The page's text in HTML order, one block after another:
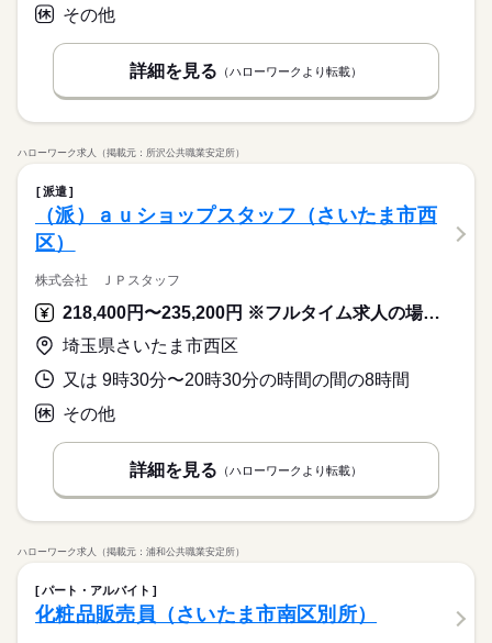
その他
詳細を見る （ハローワークより転載）
ハローワーク求人（掲載元：所沢公共職業安定所）
派遣
（派）ａｕショップスタッフ（さいたま市西
区）
株式会社 ＪＰスタッフ
218,400円〜235,200円 ※フルタイム求人の場合は月額（換算額）、パート求人の場合は時間額を表示しています。
埼玉県さいたま市西区
又は 9時30分〜20時30分の時間の間の8時間
その他
詳細を見る （ハローワークより転載）
ハローワーク求人（掲載元：浦和公共職業安定所）
パート・アルバイト
化粧品販売員（さいたま市南区別所）